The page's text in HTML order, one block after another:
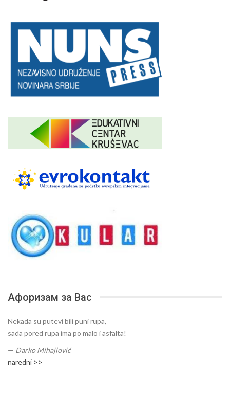
Афоризам за Вас
Nekada su putevi bili puni rupa,
sada pored rupa ima po malo i asfalta!
— Darko Mihajlović
naredni >>